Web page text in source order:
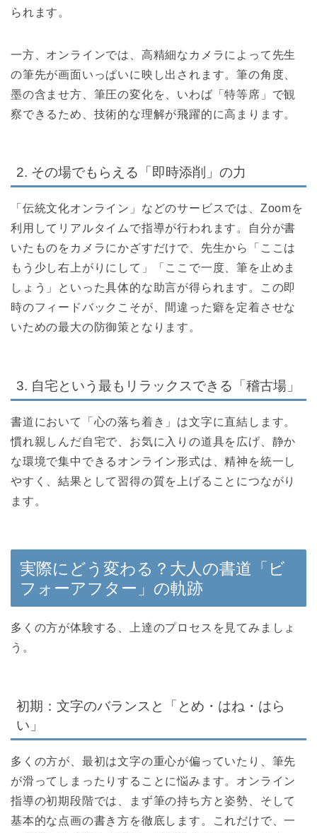
られます。
一方、オンラインでは、高精細なカメラによって先生
の筆先が画面いっぱいに映し出されます。筆の角度、
墨の含ませ方、筆圧の変化を、いわば「特等席」で観
察できるため、技術的な理解が飛躍的に高まります。
2. その場でもらえる「即時添削」の力
「伝統文化オンライン」などのサービスでは、Zoomを
利用してリアルタイムで指導が行われます。自分が書
いたものをカメラにかざすだけで、先生から「ここは
もう少し右上がりにして」「ここで一度、筆を止めま
しょう」といった具体的な助言が得られます。この即
時のフィードバックこそが、間違った癖を定着させな
いための最大の防御策となります。
3. 自宅という最もリラックスできる「稽古場」
書道において「心の落ち着き」は文字に直結します。
慣れ親しんだ自宅で、お気に入りの道具を広げ、静か
な環境で集中できるオンライン形式は、精神を統一し
やすく、結果として習得の質を上げることにつながり
ます。
実際にどう変わる？大人の書道「ビ
フォーアフター」の軌跡
多くの方が体験する、上達のプロセスを見てみましょ
う。
初期：文字のバランスと「とめ・はね・はら
い」
多くの方が、最初は文字の重心が偏っていたり、筆先
が滑ってしまったりすることに悩みます。オンライン
指導の初期段階では、まず筆の持ち方と姿勢、そして
基本的な点画の書き方を徹底します。これだけで、一